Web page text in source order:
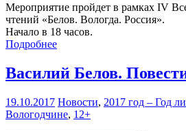
Мероприятие пройдет в рамках IV
чтений «Белов. Вологда. Россия».
Начало в 18 часов.
Подробнее
Василий Белов.
19.10.2017 Новости, 2017 год – Год
Вологодчине, 12+